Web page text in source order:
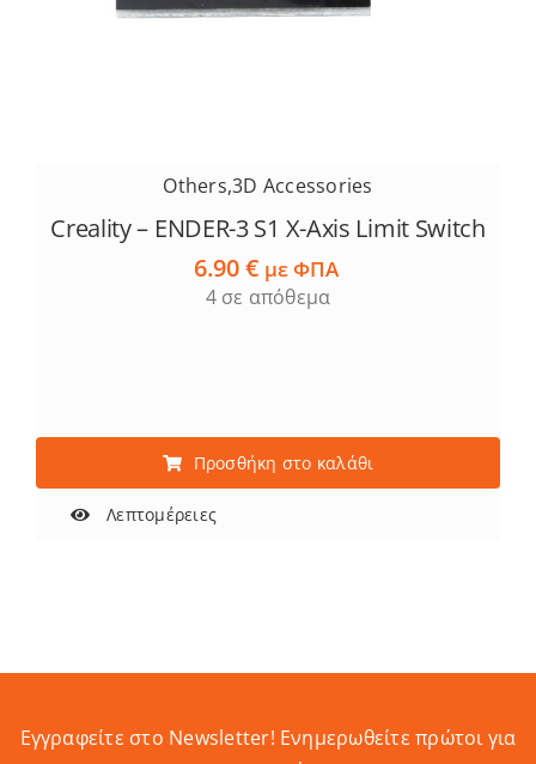
Others,3D Accessories
Creality – ENDER-3 S1 X-Axis Limit Switch
6.90€ με ΦΠΑ
4 σε απόθεμα
Προσθήκη στο καλάθι
Λεπτομέρειες
Εγγραφείτε στο Newsletter! Eνημερωθείτε πρώτοι για